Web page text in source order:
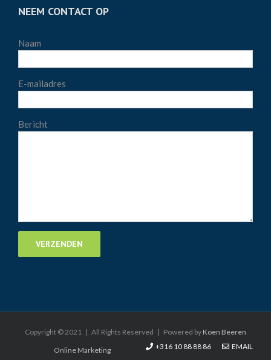
NEEM CONTACT OP
Naam
E-mailadres
Bericht
Copyright © 2021 | All Rights Reserved | Powered by Koen Beeren
Online Marketing
+316 10 88 88 86 EMAIL